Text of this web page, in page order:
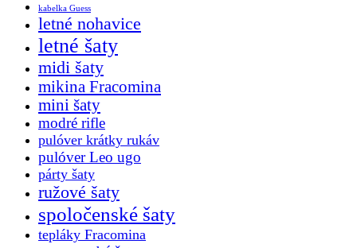
kabelka Guess
letné nohavice
letné šaty
midi šaty
mikina Fracomina
mini šaty
modré rifle
pulóver krátky rukáv
pulóver Leo ugo
párty šaty
ružové šaty
spoločenské šaty
tepláky Fracomina